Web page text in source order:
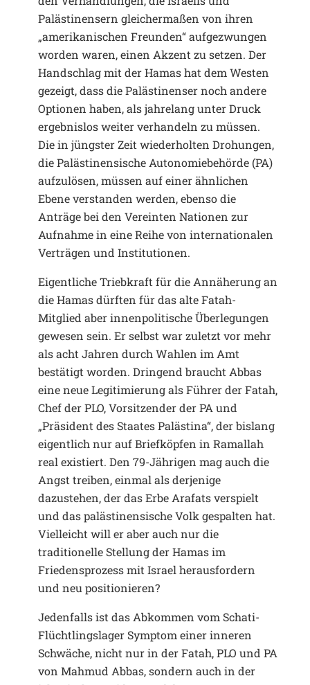
Palästinensern gleichermaßen von ihren
„amerikanischen Freunden“ aufgezwungen
worden waren, einen Akzent zu setzen. Der
Handschlag mit der Hamas hat dem Westen
gezeigt, dass die Palästinenser noch andere
Optionen haben, als jahrelang unter Druck
ergebnislos weiter verhandeln zu müssen.
Die in jüngster Zeit wiederholten Drohungen,
die Palästinensische Autonomiebehörde (PA)
aufzulösen, müssen auf einer ähnlichen
Ebene verstanden werden, ebenso die
Anträge bei den Vereinten Nationen zur
Aufnahme in eine Reihe von internationalen
Verträgen und Institutionen.
Eigentliche Triebkraft für die Annäherung an
die Hamas dürften für das alte Fatah-
Mitglied aber innenpolitische Überlegungen
gewesen sein. Er selbst war zuletzt vor mehr
als acht Jahren durch Wahlen im Amt
bestätigt worden. Dringend braucht Abbas
eine neue Legitimierung als Führer der Fatah,
Chef der PLO, Vorsitzender der PA und
„Präsident des Staates Palästina“, der bislang
eigentlich nur auf Briefköpfen in Ramallah
real existiert. Den 79-Jährigen mag auch die
Angst treiben, einmal als derjenige
dazustehen, der das Erbe Arafats verspielt
und das palästinensische Volk gespalten hat.
Vielleicht will er aber auch nur die
traditionelle Stellung der Hamas im
Friedensprozess mit Israel herausfordern
und neu positionieren?
Jedenfalls ist das Abkommen vom Schati-
Flüchtlingslager Symptom einer inneren
Schwäche, nicht nur in der Fatah, PLO und PA
von Mahmud Abbas, sondern auch in der